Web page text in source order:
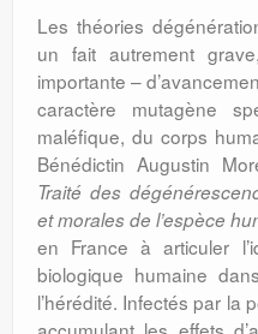
Les théories
un fait autrement
importante –
caractère mutagène
maléfique, du corps
Bénédictin Augustin
Traité des
et morales de l’espèce
en France à articuler
biologique humaine
l’hérédité. Infectés par la